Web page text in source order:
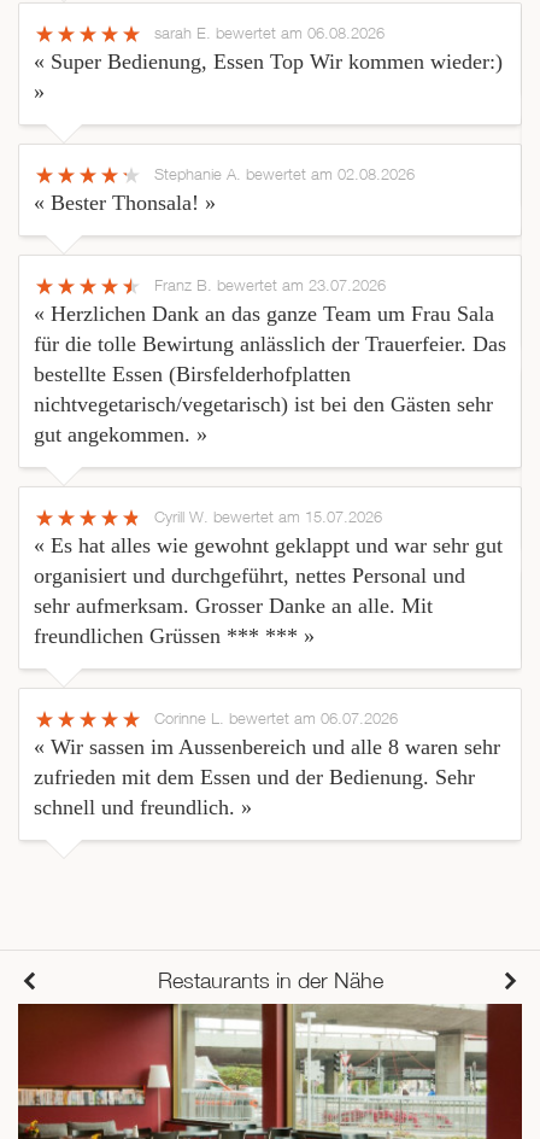
sarah E. bewertet am 06.08.2026
« Super Bedienung, Essen Top Wir kommen wieder:)
»
Stephanie A. bewertet am 02.08.2026
« Bester Thonsala! »
Franz B. bewertet am 23.07.2026
« Herzlichen Dank an das ganze Team um Frau Sala
für die tolle Bewirtung anlässlich der Trauerfeier. Das
bestellte Essen (Birsfelderhofplatten
nichtvegetarisch/vegetarisch) ist bei den Gästen sehr
gut angekommen. »
Cyrill W. bewertet am 15.07.2026
« Es hat alles wie gewohnt geklappt und war sehr gut
organisiert und durchgeführt, nettes Personal und
sehr aufmerksam. Grosser Danke an alle. Mit
freundlichen Grüssen *** *** »
Corinne L. bewertet am 06.07.2026
« Wir sassen im Aussenbereich und alle 8 waren sehr
zufrieden mit dem Essen und der Bedienung. Sehr
schnell und freundlich. »
Restaurants in der Nähe